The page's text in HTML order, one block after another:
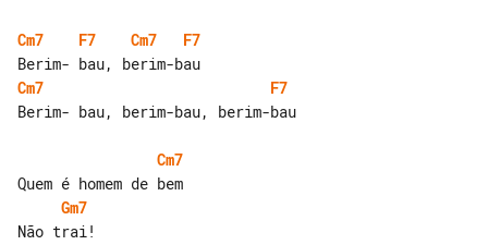
Cm7 F7 Cm7
F7
Cm7
F7
Berim- bau, berim-bau, berim-bau
Cm7
Gm7